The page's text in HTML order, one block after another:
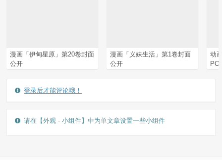
漫画「伊甸星原」第20卷封面
公开
漫画「义妹生活」第1卷封面
公开
动
登录后才能评论哦！
请在【外观 - 小组件】中为单文章设置一些小组件